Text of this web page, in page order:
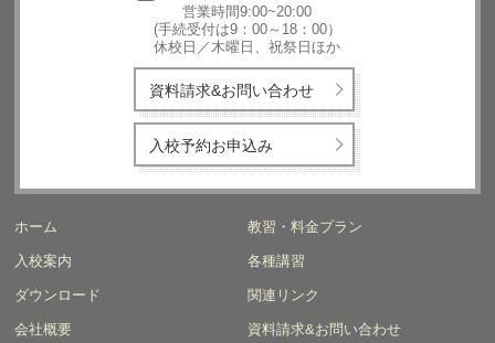
営業時間9:00~20:00
(手続受付は9：00～18：00）
休校日／木曜日、祝祭日ほか
資料請求&お問い合わせ
入校予約お申込み
ホーム 教習・料金プラン
入校案内 各種講習
ダウンロード 関連リンク
会社概要 資料請求&お問い合わせ